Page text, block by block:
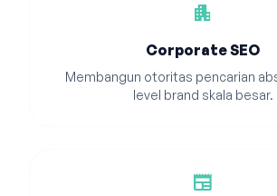
apartment
Corporate SEO
Membangun otoritas pencarian
level brand skala besar.
newspaper